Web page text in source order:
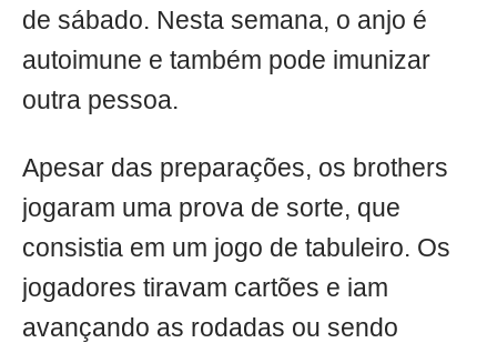
de sábado. Nesta semana, o anjo é
autoimune e também pode imunizar
outra pessoa.
Apesar das preparações, os brothers
jogaram uma prova de sorte, que
consistia em um jogo de tabuleiro. Os
jogadores tiravam cartões e iam
avançando as rodadas ou sendo